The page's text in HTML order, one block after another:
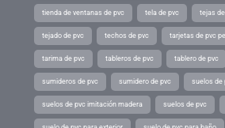
tienda de ventanas de pvc tela de pvc tejas
tejado de pvc techos de pvc tarjetas de pvc
tarima de pvc tableros de pvc tablero de pvc
sumideros de pvc sumidero de pvc suelos de
suelos de pvc imitación madera suelos de pvc